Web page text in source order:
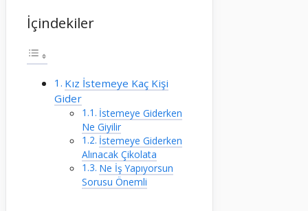
İçindekiler
Kız İstemeye Kaç Kişi
Gider
İstemeye Giderken
Ne Giyilir
İstemeye Giderken
Alınacak Çikolata
Ne İş Yapıyorsun
Sorusu Önemli